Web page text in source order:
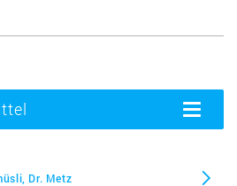
Toggle
Dr. Metz